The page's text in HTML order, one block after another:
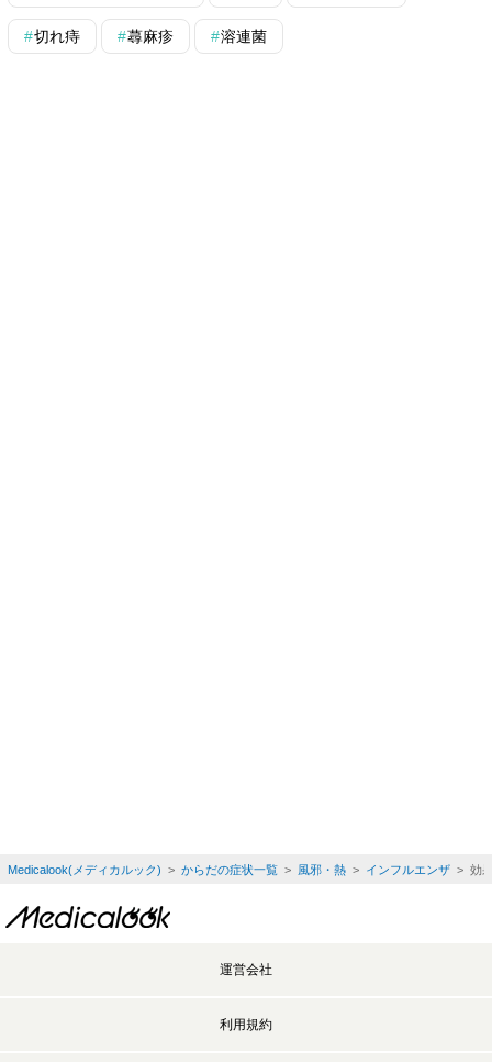
切れ痔 蕁麻疹 溶連菌
Medicalook(メディカルック) > からだの症状一覧> 風邪・熱> インフルエンザ> 効果
運営会社
利用規約